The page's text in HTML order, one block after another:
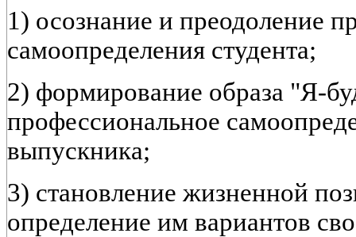
1) осознание и преодоление
самоопределения студента;
2) формирование образа "Я-
профессиональное
выпускника;
3) становление жизненной
определение им вариантов